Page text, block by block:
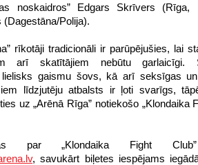
noskaidros” Edgars Skrīvers (Rīga,
Polija).
rīkotāji tradicionāli ir parūpējušies, lai
arī skatītājiem nebūtu garlaicīgi.
lielisks gaismu šovs, kā arī seksīgas
līdzjutēju atbalsts ir ļoti svarīgs,
uz „Arēnā Rīga” notiekošo „Klondaika
par „Klondaika Fight
, savukārt biļetes iespējams